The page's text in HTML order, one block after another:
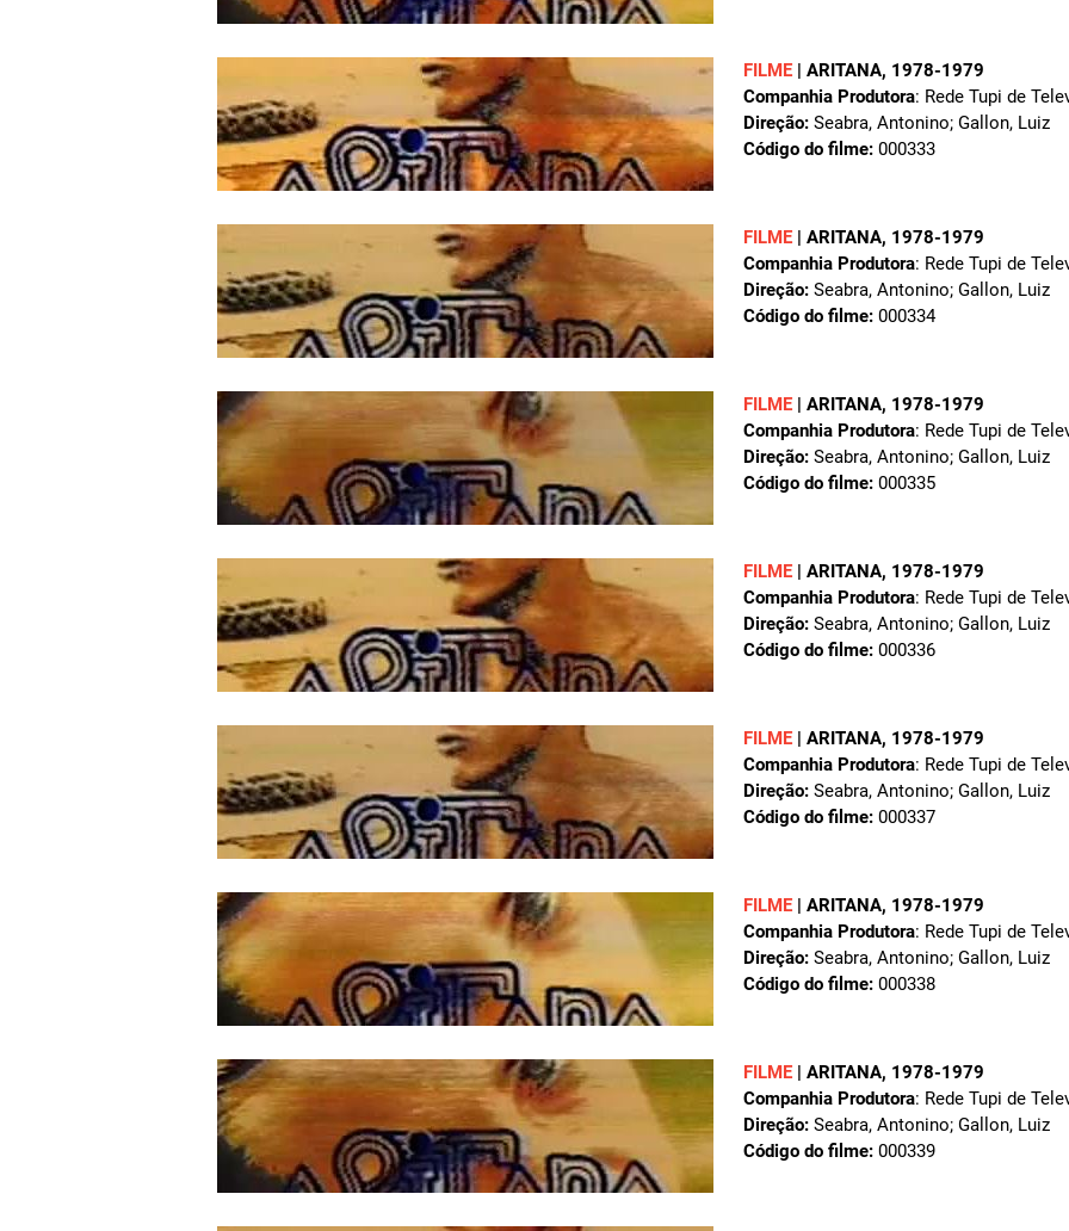
FILME | ARITANA, 1978-1979
Companhia Produtora: Rede Tupi de
Direção: Seabra, Antonino; Gallon, Luiz
Código do filme: 000333
FILME | ARITANA, 1978-1979
Companhia Produtora: Rede Tupi de
Direção: Seabra, Antonino; Gallon, Luiz
Código do filme: 000334
FILME | ARITANA, 1978-1979
Companhia Produtora: Rede Tupi de
Direção: Seabra, Antonino; Gallon, Luiz
Código do filme: 000335
FILME | ARITANA, 1978-1979
Companhia Produtora: Rede Tupi de
Direção: Seabra, Antonino; Gallon, Luiz
Código do filme: 000336
FILME | ARITANA, 1978-1979
Companhia Produtora: Rede Tupi de
Direção: Seabra, Antonino; Gallon, Luiz
Código do filme: 000337
FILME | ARITANA, 1978-1979
Companhia Produtora: Rede Tupi de
Direção: Seabra, Antonino; Gallon, Luiz
Código do filme: 000338
FILME | ARITANA, 1978-1979
Companhia Produtora: Rede Tupi de
Direção: Seabra, Antonino; Gallon, Luiz
Código do filme: 000339